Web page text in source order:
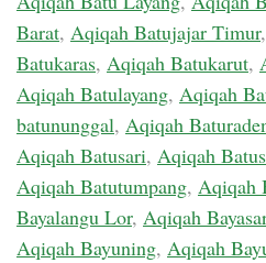
Barat, Aqiqah Batujajar Timur,
Batukaras, Aqiqah Batukarut,
Aqiqah Batulayang, Aqiqah
batununggal, Aqiqah
Aqiqah Batusari, Aqiqah
Aqiqah Batutumpang, Aqiqah
Bayalangu Lor, Aqiqah
Aqiqah Bayuning, Aqiqah